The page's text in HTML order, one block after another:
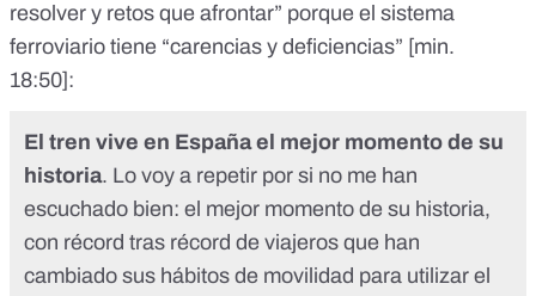
resolver y retos que afrontar” porque el sistema
ferroviario tiene “carencias y deficiencias” [min.
18:50]:
El tren vive en España el mejor momento de su
historia. Lo voy a repetir por si no me han
escuchado bien: el mejor momento de su historia,
con récord tras récord de viajeros que han
cambiado sus hábitos de movilidad para utilizar el